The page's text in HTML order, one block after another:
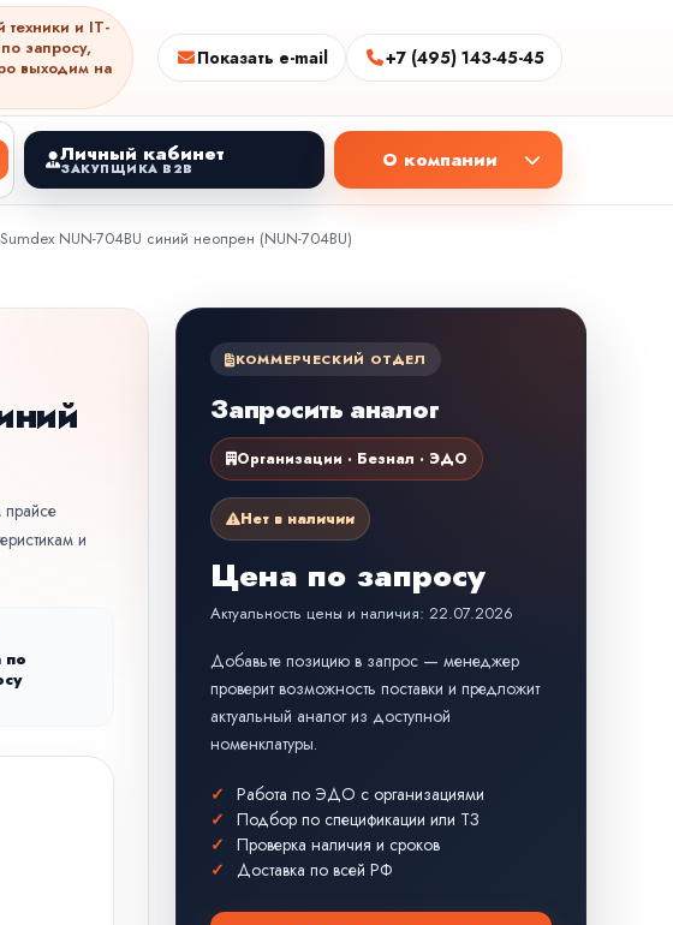
техники и IT-
запросу,
выходим на
Показать e-mail +7 (495) 143-45-45
Личный кабинет
ЗАКУПЩИКА B2B О компании
NUN-704BU синий неопрен (NUN-704BU)
прайсе
и
по
КОММЕРЧЕСКИЙ ОТДЕЛ
Запросить аналог
Организации · Безнал · ЭДО
Нет в наличии
Цена по запросу
Актуальность цены и наличия: 22.07.2026
Добавьте позицию в запрос — менеджер
проверит возможность поставки и предложит
актуальный аналог из доступной
номенклатуры.
Работа по ЭДО с организациями
Подбор по спецификации или ТЗ
Проверка наличия и сроков
Доставка по всей РФ